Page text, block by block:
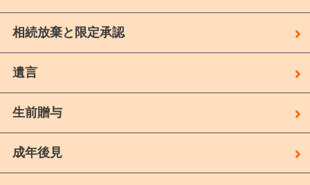
相続放棄と限定承認
遺言
生前贈与
成年後見